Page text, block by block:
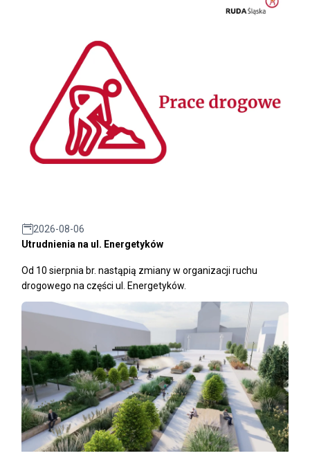
2026-08-06
Utrudnienia na ul. Energetyków
Od 10 sierpnia br. nastąpią zmiany w organizacji ruchu
drogowego na części ul. Energetyków.